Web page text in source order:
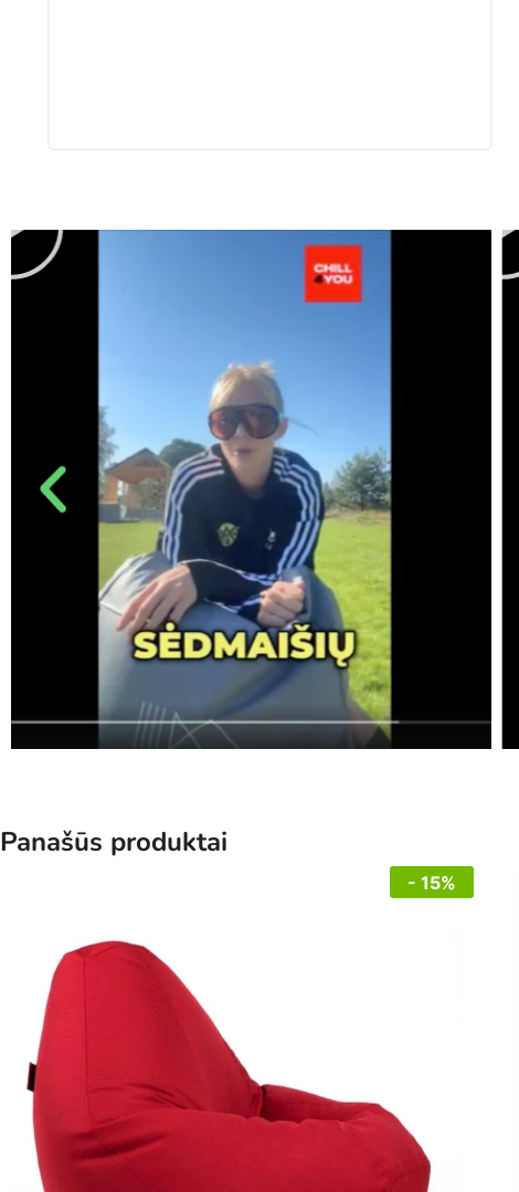
Panašūs produktai
- 15%